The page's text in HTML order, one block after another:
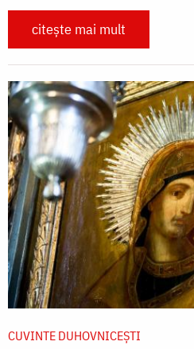
citește mai mult
CUVINTE DUHOVNICEȘTI